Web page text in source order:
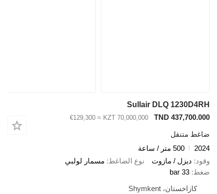
Sullair DLQ
TND
KZT 70,000,000
≈ €129,300
متنقل
500 متر / ساعة
ديزل / مازوت نوع الضاغط مسمار لولبي
33 bar
كازاخستان، Shymkent